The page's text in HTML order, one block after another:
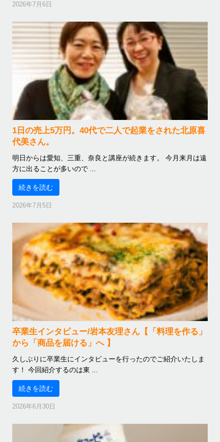
2026年7月6日
1日の売上5万円。40代で二人で起業をされた北原喜
代美さん。
明日からは愛知、三重、奈良と講座が続きます。 今月来月は遠
方に出ることが多いので ...
続きを読む
2026年7月5日
卒業生インタビュー/岩本友理さん【「料理を作る」
から「商品を届ける」へ 】
久しぶりに卒業生にインタビューを行ったのでご紹介いたしま
す！ 今回紹介するのは東 ...
続きを読む
2026年6月30日